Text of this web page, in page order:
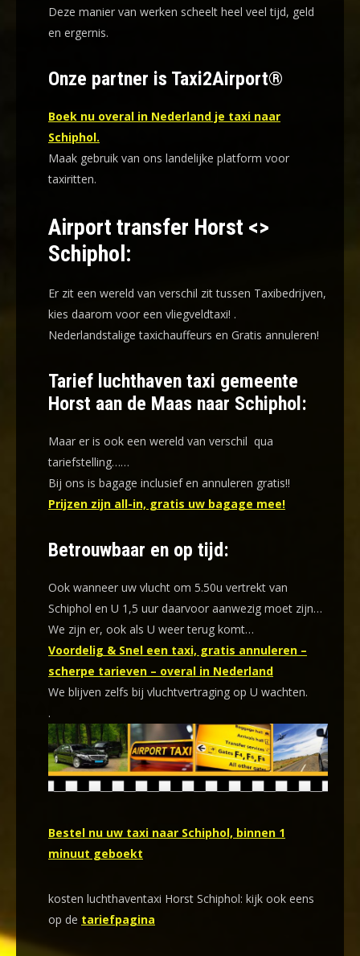
Deze manier van werken scheelt heel veel tijd, geld
en ergernis.
Onze partner is Taxi2Airport®
Boek nu overal in Nederland je taxi naar
Schiphol.
Maak gebruik van ons landelijke platform voor
taxiritten.
Airport transfer Horst <>
Schiphol:
Er zit een wereld van verschil zit tussen Taxibedrijven,
kies daarom voor een vliegveldtaxi! .
Nederlandstalige taxichauffeurs en Gratis annuleren!
Tarief luchthaven taxi gemeente
Horst aan de Maas naar Schiphol:
Maar er is ook een wereld van verschil qua
tariefstelling……
Bij ons is bagage inclusief en annuleren gratis!!
Prijzen zijn all-in, gratis uw bagage mee!
Betrouwbaar en op tijd:
Ook wanneer uw vlucht om 5.50u vertrekt van
Schiphol en U 1,5 uur daarvoor aanwezig moet zijn…
We zijn er, ook als U weer terug komt…
Voordelig & Snel een taxi, gratis annuleren –
scherpe tarieven – overal in Nederland
We blijven zelfs bij vluchtvertraging op U wachten.
.
Bestel nu uw taxi naar Schiphol, binnen 1
minuut geboekt
kosten luchthaventaxi Horst Schiphol: kijk ook eens
op de tariefpagina